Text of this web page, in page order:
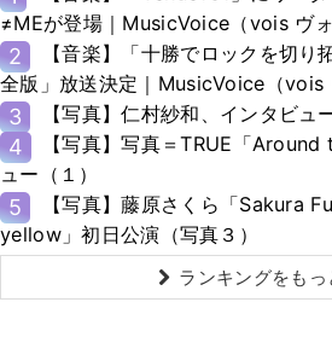
≠MEが登場｜MusicVoice（vois ヴォ
2
【音楽】「十勝でロックを切り
全版」放送決定｜MusicVoice（vois
3 【写真】仁村紗和、インタビュ
4
【写真】写真＝TRUE「
ュー（１）
5
【写真】藤原さくら「Sakura
yellow」初日公演（写真３）
ランキングをもっ